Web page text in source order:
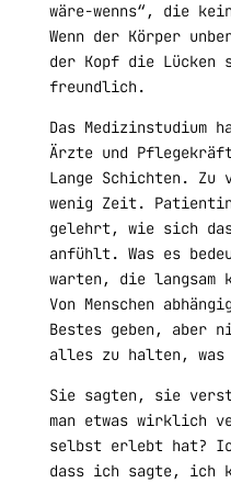
wäre-wenns“, die
Wenn der Körper
der Kopf die Lücken
freundlich.
Das Medizinstudium
Ärzte und
Lange Schichten.
wenig Zeit.
gelehrt, wie sich
anfühlt. Was es
warten, die langsam
Von Menschen
Bestes geben, aber
alles zu halten, was
Sie sagten, sie
man etwas wirklich
selbst erlebt hat?
dass ich sagte, ich